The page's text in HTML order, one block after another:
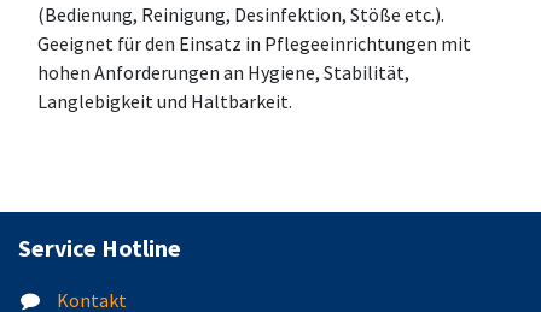
(Bedienung, Reinigung, Desinfektion, Stöße etc.).
Geeignet für den Einsatz in Pflegeeinrichtungen mit
hohen Anforderungen an Hygiene, Stabilität,
Langlebigkeit und Haltbarkeit.
Service Hotline
Kontakt